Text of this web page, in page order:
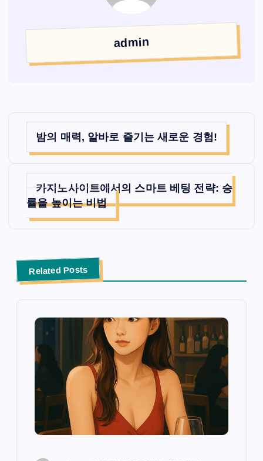
admin
탐
색
밤의 매력, 알바로 즐기는 새로운 경험!
카지노사이트에서의 스마트 베팅 전략: 승
률을 높이는 비법
Related Posts